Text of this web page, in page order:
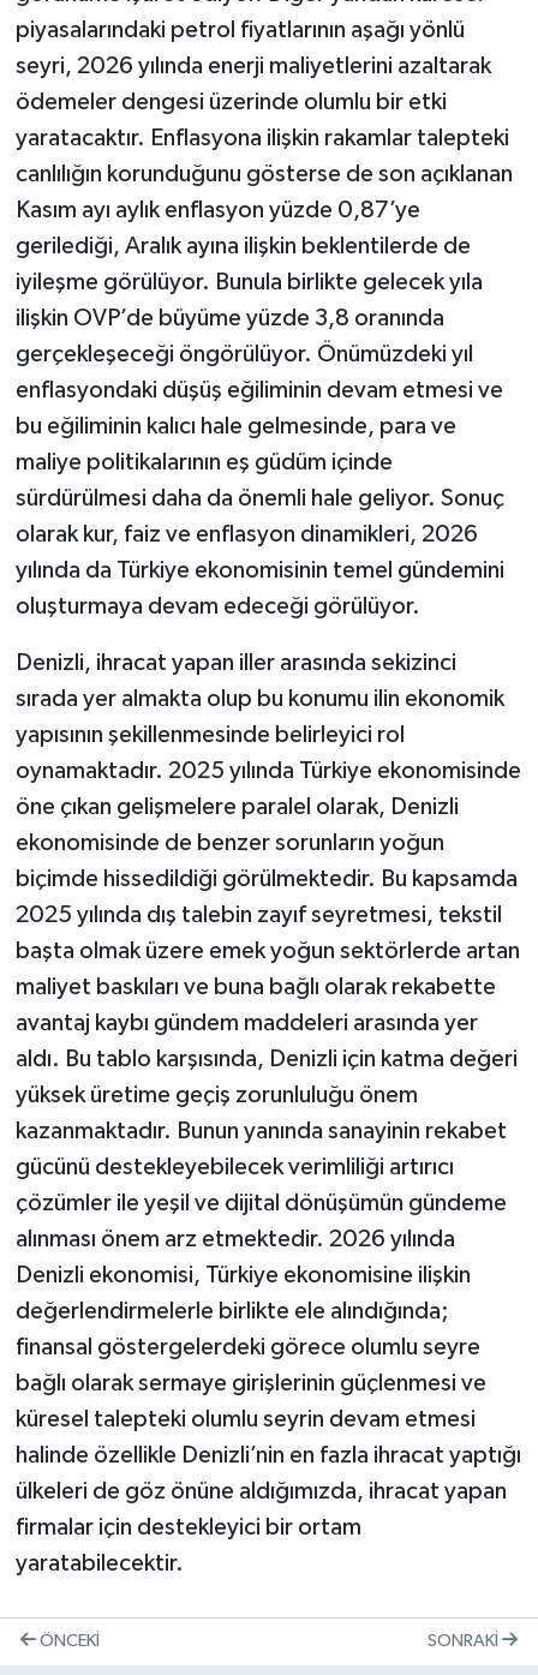
piyasalarındaki petrol fiyatlarının aşağı yönlü
seyri, 2026 yılında enerji maliyetlerini azaltarak
ödemeler dengesi üzerinde olumlu bir etki
yaratacaktır. Enflasyona ilişkin rakamlar talepteki
canlılığın korunduğunu gösterse de son açıklanan
Kasım ayı aylık enflasyon yüzde 0,87’ye
gerilediği, Aralık ayına ilişkin beklentilerde de
iyileşme görülüyor. Bunula birlikte gelecek yıla
ilişkin OVP’de büyüme yüzde 3,8 oranında
gerçekleşeceği öngörülüyor. Önümüzdeki yıl
enflasyondaki düşüş eğiliminin devam etmesi ve
bu eğiliminin kalıcı hale gelmesinde, para ve
maliye politikalarının eş güdüm içinde
sürdürülmesi daha da önemli hale geliyor. Sonuç
olarak kur, faiz ve enflasyon dinamikleri, 2026
yılında da Türkiye ekonomisinin temel gündemini
oluşturmaya devam edeceği görülüyor.
Denizli, ihracat yapan iller arasında sekizinci
sırada yer almakta olup bu konumu ilin ekonomik
yapısının şekillenmesinde belirleyici rol
oynamaktadır. 2025 yılında Türkiye ekonomisinde
öne çıkan gelişmelere paralel olarak, Denizli
ekonomisinde de benzer sorunların yoğun
biçimde hissedildiği görülmektedir. Bu kapsamda
2025 yılında dış talebin zayıf seyretmesi, tekstil
başta olmak üzere emek yoğun sektörlerde artan
maliyet baskıları ve buna bağlı olarak rekabette
avantaj kaybı gündem maddeleri arasında yer
aldı. Bu tablo karşısında, Denizli için katma değeri
yüksek üretime geçiş zorunluluğu önem
kazanmaktadır. Bunun yanında sanayinin rekabet
gücünü destekleyebilecek verimliliği artırıcı
çözümler ile yeşil ve dijital dönüşümün gündeme
alınması önem arz etmektedir. 2026 yılında
Denizli ekonomisi, Türkiye ekonomisine ilişkin
değerlendirmelerle birlikte ele alındığında;
finansal göstergelerdeki görece olumlu seyre
bağlı olarak sermaye girişlerinin güçlenmesi ve
küresel talepteki olumlu seyrin devam etmesi
halinde özellikle Denizli’nin en fazla ihracat yaptığı
ülkeleri de göz önüne aldığımızda, ihracat yapan
firmalar için destekleyici bir ortam
yaratabilecektir.
ÖNCEKI SONRAKI